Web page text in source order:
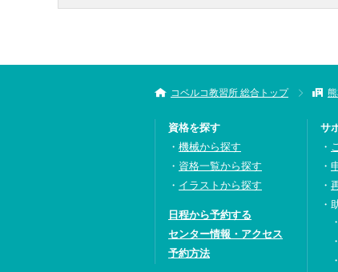
コベルコ教習所 総合トップ
資格を探す
機械から探す
資格一覧から探す
イラストから探す
日程から予約する
センター情報・アクセス
予約方法
サ